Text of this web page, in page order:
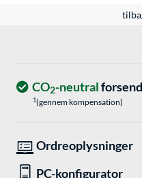
CO2-neutral
1(gennem kompensation)
Ordreoplysninger
PC-konfigurator